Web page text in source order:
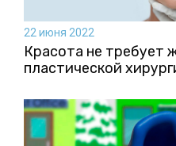
22 июня 2022
Красота не требует
пластической